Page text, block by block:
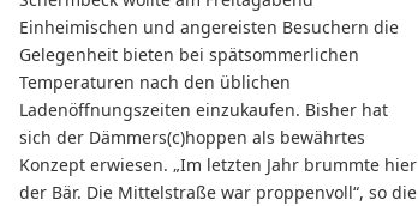
Einheimischen und angereisten Besuchern die
Gelegenheit bieten bei spätsommerlichen
Temperaturen nach den üblichen
Ladenöffnungszeiten einzukaufen. Bisher hat
sich der Dämmers(c)hoppen als bewährtes
Konzept erwiesen. „Im letzten Jahr brummte hier
der Bär. Die Mittelstraße war proppenvoll“, so die